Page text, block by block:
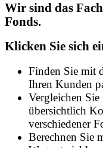
Wir sind das
Fonds.
Klicken Sie sich
Finden Sie mit
Ihren Kunden
Vergleichen
übersichtlich
verschiedener
Berechnen Sie